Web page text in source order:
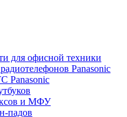
для офисной техники
Panasonic
Panasonic
и МФУ
падов